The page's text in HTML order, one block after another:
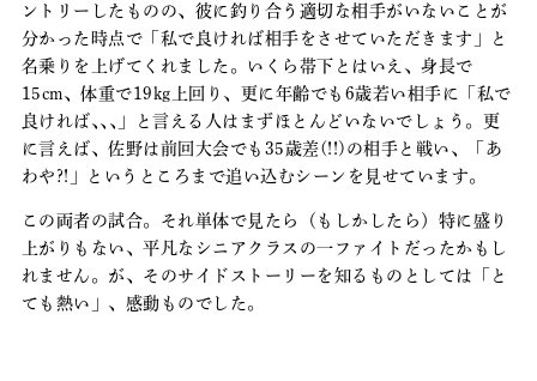
ントリーしたものの、彼に釣り合う適切な相手がいないことが
分かった時点で「私で良ければ相手をさせていただきます」と
名乗りを上げてくれました。いくら帯下とはいえ、身長で
15cm、体重で19kg上回り、更に年齢でも6歳若い相手に「私で
良ければ､､､」と言える人はまずほとんどいないでしょう。更
に言えば、佐野は前回大会でも35歳差(!!)の相手と戦い、「あ
わや?!」というところまで追い込むシーンを見せています。
この両者の試合。それ単体で見たら（もしかしたら）特に盛り
上がりもない、平凡なシニアクラスの一ファイトだったかもし
れません。が、そのサイドストーリーを知るものとしては「と
ても熱い」、感動ものでした。